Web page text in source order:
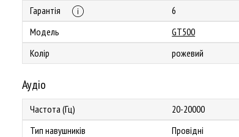
Гарантія
6
Модель
GT500
Колір
рожевий
Аудіо
Частота (Гц)
20-20000
Тип навушників
Провідні